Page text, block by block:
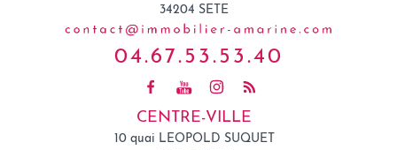
34204 SETE
04.67.53.53.40
CENTRE-VILLE
10 quai LEOPOLD SUQUET